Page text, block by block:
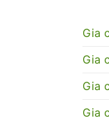
Gia
Gia
Gia
Gia